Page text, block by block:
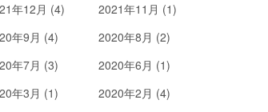
年12月 (4)
2021年11月 (1)
年9月 (4)
2020年8月 (2)
年7月 (3)
2020年6月 (1)
年3月 (1)
2020年2月 (4)